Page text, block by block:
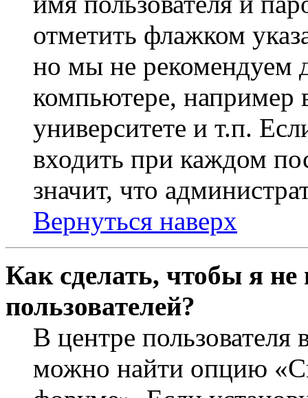
отметить флажком
но мы не рекомендуем
компьютере, например
университете и т.п.
входить при каждом
значит, что
Вернуться наверх
Как сделать, чтобы я
пользователей?
В центре
можно найти опцию